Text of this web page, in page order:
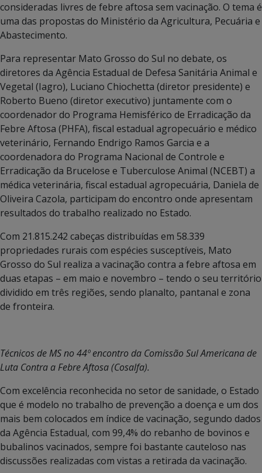
consideradas livres de febre aftosa sem vacinação. O tema é
uma das propostas do Ministério da Agricultura, Pecuária e
Abastecimento.
Para representar Mato Grosso do Sul no debate, os
diretores da Agência Estadual de Defesa Sanitária Animal e
Vegetal (Iagro), Luciano Chiochetta (diretor presidente) e
Roberto Bueno (diretor executivo) juntamente com o
coordenador do Programa Hemisférico de Erradicação da
Febre Aftosa (PHFA), fiscal estadual agropecuário e médico
veterinário, Fernando Endrigo Ramos Garcia e a
coordenadora do Programa Nacional de Controle e
Erradicação da Brucelose e Tuberculose Animal (NCEBT) a
médica veterinária, fiscal estadual agropecuária, Daniela de
Oliveira Cazola, participam do encontro onde apresentam
resultados do trabalho realizado no Estado.
Com 21.815.242 cabeças distribuídas em 58.339
propriedades rurais com espécies susceptíveis, Mato
Grosso do Sul realiza a vacinação contra a febre aftosa em
duas etapas – em maio e novembro – tendo o seu território
dividido em três regiões, sendo planalto, pantanal e zona
de fronteira.
Técnicos de MS no 44º encontro da Comissão Sul Americana de
Luta Contra a Febre Aftosa (Cosalfa).
Com excelência reconhecida no setor de sanidade, o Estado
que é modelo no trabalho de prevenção a doença e um dos
mais bem colocados em índice de vacinação, segundo dados
da Agência Estadual, com 99,4% do rebanho de bovinos e
bubalinos vacinados, sempre foi bastante cauteloso nas
discussões realizadas com vistas a retirada da vacinação.